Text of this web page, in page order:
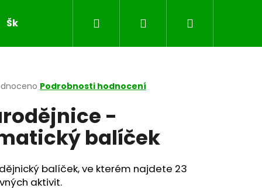
Školní sešity JARO VELIKONOCE
Hledat PřihlášeníNákupní
Podrobnosti hodnocení
-
balíček
balíček, ve kterém najdete 23
aktivit.